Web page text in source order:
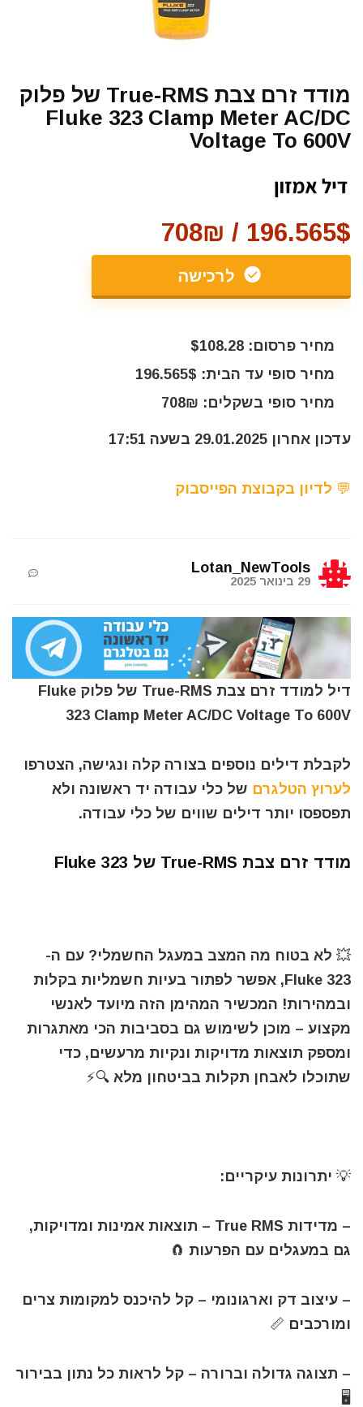
מודד זרם צבת True-RMS של פלוק
Fluke 323 Clamp Meter AC/DC
Voltage To 600V
196.565$ / 708₪
לרכישה
מחיר פרסום: $108.28
מחיר סופי עד הבית: 196.565$
מחיר סופי בשקלים: 708₪
עדכון אחרון 29.01.2025 בשעה 17:51
💬 לדיון בקבוצת הפייסבוק
Lotan_NewTools
29 בינואר 2025
דיל למודד זרם צבת True-RMS של פלוק Fluke
323 Clamp Meter AC/DC Voltage To 600V
לקבלת דילים נוספים בצורה קלה ונגישה, הצטרפו
לערוץ הטלגרם של כלי עבודה יד ראשונה ולא
תפספסו יותר דילים שווים של כלי עבודה.
מודד זרם צבת True-RMS של Fluke 323
💥 לא בטוח מה המצב במעגל החשמלי? עם ה-
Fluke 323, אפשר לפתור בעיות חשמליות בקלות
ובמהירות! המכשיר המהימן הזה מיועד לאנשי
מקצוע – מוכן לשימוש גם בסביבות הכי מאתגרות
ומספק תוצאות מדויקות ונקיות מרעשים, כדי
שתוכלו לאבחן תקלות בביטחון מלא 🔍⚡
💡 יתרונות עיקריים:
– מדידות True RMS – תוצאות אמינות ומדויקות,
גם במעגלים עם הפרעות 🧲
– עיצוב דק וארגונומי – קל להיכנס למקומות צרים
ומורכבים 📏
– תצוגה גדולה וברורה – קל לראות כל נתון בבירור
🖥️